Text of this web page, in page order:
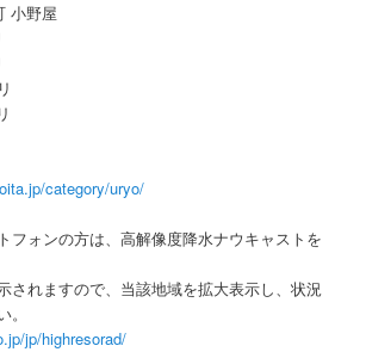
小野屋
category/uryo/
フォンの方は、高解像度降水ナウキャストを
されますので、当該地域を拡大表示し、状況
jp/highresorad/